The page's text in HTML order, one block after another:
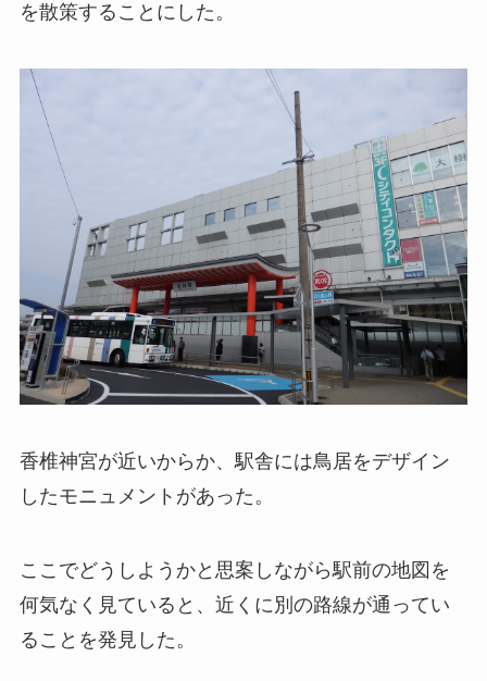
を散策することにした。
香椎神宮が近いからか、駅舎には鳥居をデザイン
したモニュメントがあった。
ここでどうしようかと思案しながら駅前の地図を
何気なく見ていると、近くに別の路線が通ってい
ることを発見した。